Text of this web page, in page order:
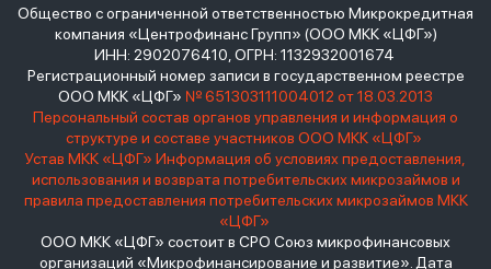
Общество с ограниченной ответственностью Микрокредитная
компания «Центрофинанс Групп» (ООО МКК «ЦФГ»)
ИНН: 2902076410, ОГРН: 1132932001674
Регистрационный номер записи в государственном реестре
ООО МКК «ЦФГ» № 651303111004012 от 18.03.2013
Персональный состав органов управления и информация о
структуре и составе участников ООО МКК «ЦФГ»
Устав МКК «ЦФГ» Информация об условиях предоставления,
использования и возврата потребительских микрозаймов и
правила предоставления потребительских микрозаймов МКК
«ЦФГ»
ООО МКК «ЦФГ» состоит в СРО Союз микрофинансовых
организаций «Микрофинансирование и развитие». Дата